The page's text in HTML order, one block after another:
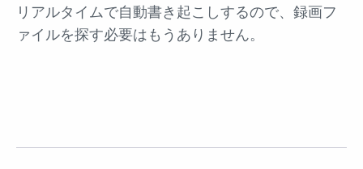
リアルタイムで自動書き起こしするので、録画フ
ァイルを探す必要はもうありません。